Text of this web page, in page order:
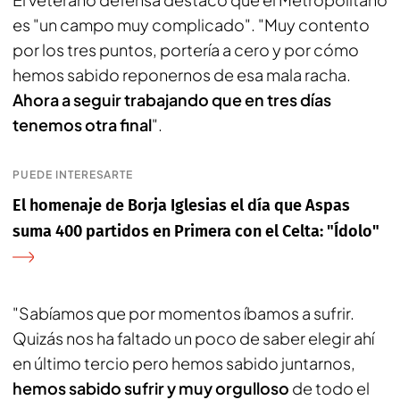
es "un campo muy complicado". "Muy contento
por los tres puntos, portería a cero y por cómo
hemos sabido reponernos de esa mala racha.
Ahora a seguir trabajando que en tres días
tenemos otra final".
PUEDE INTERESARTE
El homenaje de Borja Iglesias el día que Aspas
suma 400 partidos en Primera con el Celta: "Ídolo"
"Sabíamos que por momentos íbamos a sufrir.
Quizás nos ha faltado un poco de saber elegir ahí
en último tercio pero hemos sabido juntarnos,
hemos sabido sufrir y muy orgulloso de todo el